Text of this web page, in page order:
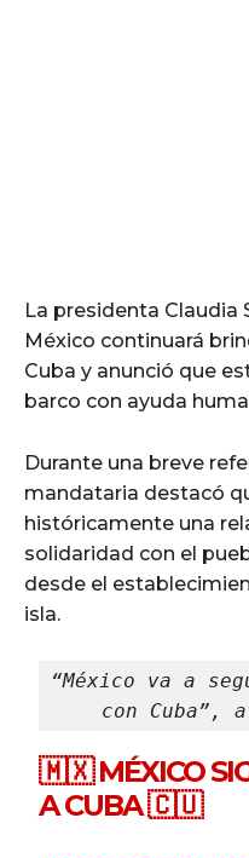
La presidenta Claudia
México continuará
Cuba y anunció que
barco con ayuda
Durante una breve
mandataria destacó
históricamente una
solidaridad con el
desde el
isla.
“México va a
con Cuba”,
🇲🇽 MÉXICO
A CUBA 🇨🇺